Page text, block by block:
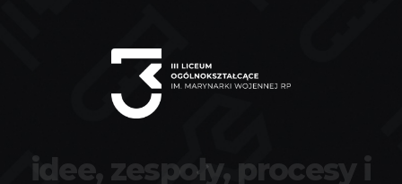
idee, zespoły, procesy i